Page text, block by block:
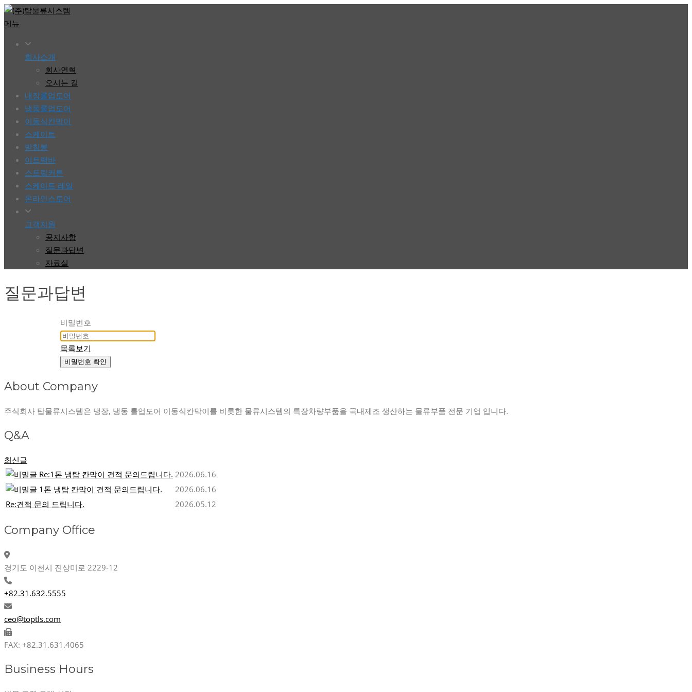
콘
텐
메뉴
회사소개
회사연혁
오시는 길
내장롤업도어
냉동롤업도어
이동식칸막이
스케이트
받침봉
이트랙바
스트립커튼
스케이트 레일
온라인스토어
고객지원
공지사항
질문과답변
자료실
질문과답변
비밀번호
목록보기
비밀번호 확인
About Company
주식회사 탑물류시스템은 냉장, 냉동 롤업도어 이동식칸막이를 비롯한 물류시스템의 특장차량부품을 국내제조 생산하는 물류부품 전문 기업 입니다.
Q&A
최신글
Re:1톤 냉탑 칸막이 견적 문의드립니다. 2026.06.16
1톤 냉탑 칸막이 견적 문의드립니다.
2026.06.16
Re:견적 문의 드립니다.
2026.05.12
Company Office
경기도 이천시 진상미로 2229-12
+82.31.632.5555
ceo@toptls.com
FAX: +82.31.631.4065
Business Hours